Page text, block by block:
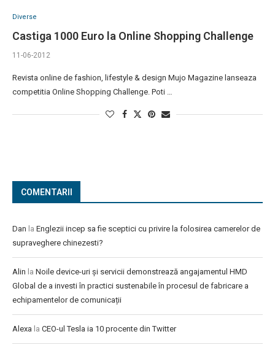
Diverse
Castiga 1000 Euro la Online Shopping Challenge
11-06-2012
Revista online de fashion, lifestyle & design Mujo Magazine lanseaza
competitia Online Shopping Challenge. Poti …
COMENTARII
Dan la Englezii incep sa fie sceptici cu privire la folosirea camerelor de
supraveghere chinezesti?
Alin la Noile device-uri și servicii demonstrează angajamentul HMD
Global de a investi în practici sustenabile în procesul de fabricare a
echipamentelor de comunicații
Alexa la CEO-ul Tesla ia 10 procente din Twitter